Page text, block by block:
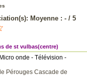
Moyenne : - / 5
de st vulbas(centre)
onde - Télévision -
Pérouges Cascade de